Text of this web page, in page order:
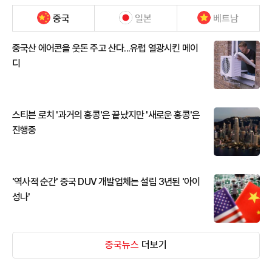
중국 일본 베트남
중국산 에어콘을 웃돈 주고 산다...유럽 열광시킨 메이
디
스티븐 로치 '과거의 홍콩'은 끝났지만 '새로운 홍콩'은
진행중
'역사적 순간' 중국 DUV 개발업체는 설립 3년된 '아이
성나'
중국뉴스 더보기